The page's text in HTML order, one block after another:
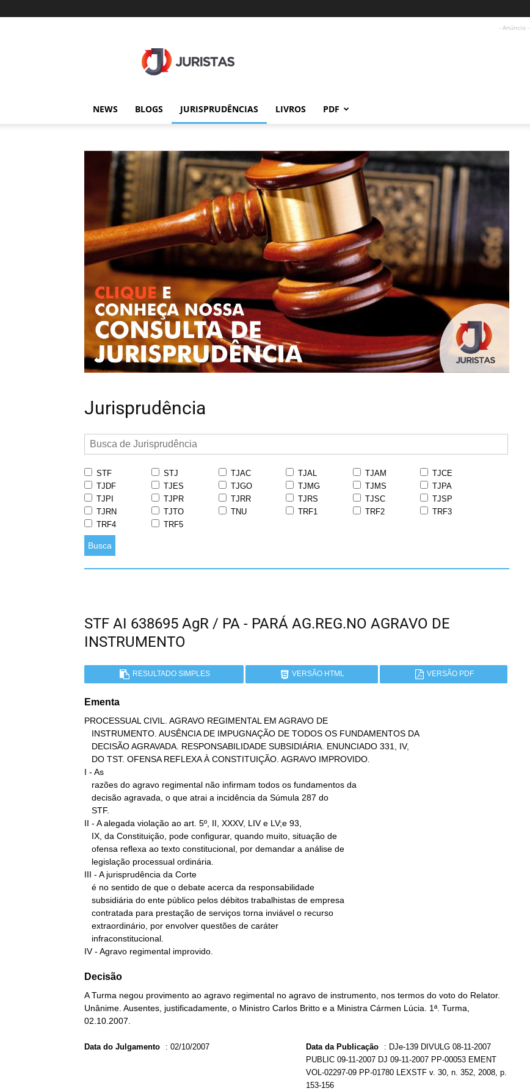
- Anúncio -
NEWS BLOGS JURISPRUDÊNCIAS LIVROS PDF
Jurisprudência
STF STJ TJAC TJAL TJAM
TJCE
TJDF
TJES TJGO TJMG TJMS
TJPA
TJPI
TJPR TJRR TJRS TJSC
TJSP
TJRN
TJTO TNU TRF1 TRF2
TRF3
TRF4
TRF5
Busca
STF AI 638695 AgR / PA - PARÁ AG.REG.NO AGRAVO DE
INSTRUMENTO
RESULTADO SIMPLES VERSÃO HTML VERSÃO PDF
Ementa
PROCESSUAL CIVIL. AGRAVO REGIMENTAL EM AGRAVO DE
I - As
II - A alegada violação ao art. 5º, II, XXXV, LIV e LV;e 93,
III - A jurisprudência da Corte
IV - Agravo regimental improvido.
Decisão
A Turma negou provimento ao agravo regimental no agravo de instrumento, nos termos do voto do Relator.
Unânime. Ausentes, justificadamente, o Ministro Carlos Britto e a Ministra Cármen Lúcia. 1ª. Turma,
02.10.2007.
Data do Julgamento : 02/10/2007 Data da Publicação : DJe-139 DIVULG 08-11-2007
PUBLIC 09-11-2007 DJ 09-11-2007 PP-00053 EMENT
VOL-02297-09 PP-01780 LEXSTF v. 30, n. 352, 2008, p.
153-156